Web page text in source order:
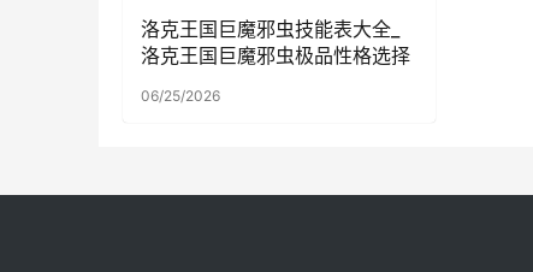
洛克王国巨魔邪虫技能表大全_
洛克王国巨魔邪虫极品性格选择
06/25/2026